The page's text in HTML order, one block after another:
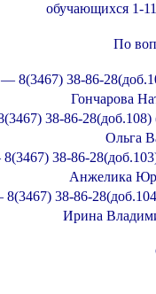
обучающихся 1-
По
8(3467) 38-86-
Гончарова
38-86-
Ольга
38-86-
Анжелика
38-86-
Ирина